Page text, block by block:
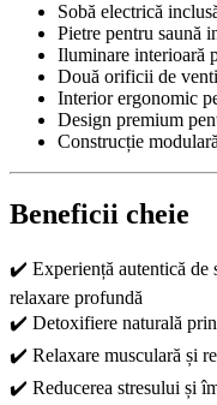
Sobă electrică
Pietre pentru saună
Iluminare interioară
Două orificii de
Interior ergonomic
Design premium
Construcție
Beneficii cheie
✔️ Experiență autentică de
relaxare profundă
✔️ Detoxifiere naturală prin
✔️ Relaxare musculară și
✔️ Reducerea stresului și